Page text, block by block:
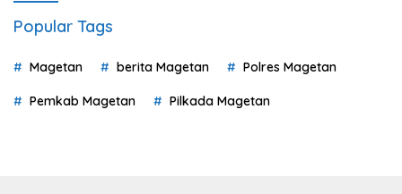
Popular Tags
Magetan berita Magetan Polres Magetan
Pemkab Magetan Pilkada Magetan